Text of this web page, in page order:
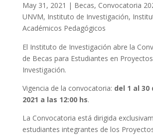
May 31, 2021 | Becas, Convocatoria
UNVM, Instituto de Investigación,
Académicos Pedagógicos
El Instituto de Investigación abre la
de Becas para Estudiantes en
Investigación.
Vigencia de la convocatoria: del 1 al 30
2021 a las 12:00 hs.
La Convocatoria está dirigida
estudiantes integrantes de los